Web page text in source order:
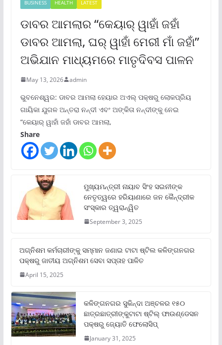
BUSINESS HEALTH LATEST
ଡାବର ଆମଲାର “କେୟାର୍ ୱାହାଁ ଜହାଁ
ଡାବର ଆମଲା, ଘର୍ ୱାହାଁ ମେରୀ ମାଁ ଜହାଁ”
ଅଭିଯାନ ମାଧ୍ୟମରେ ମାତୃଦିବସ ପାଳନ
May 13, 2026 admin
ଭୁବନେଶ୍ୱର: ଡାବର ଆମଲା ହେୟାର ଅଏଲ୍ ପକ୍ଷରୁ ଲୋକପ୍ରିୟ
ଗାୟିକା ଯୁଗଳ ଅନ୍ତରା ନନ୍ଦୀ ଏବଂ ଅଙ୍କିତା ନନ୍ଦୀଙ୍କୁ ନେଇ
“କେୟାର୍ ୱାହାଁ ଜହାଁ ଡାବର ଆମଲା,
Share
ମୁଖ୍ୟମନ୍ତ୍ରୀ ନାୟାବ ସିଂହ ସଇନୀଙ୍କ
ନେତୃତ୍ୱରେ ହରିୟାଣାରେ ଜନ କୈନ୍ଦ୍ରୀକ
ସଂସ୍କାର ତ୍ୱରାନ୍ୱିତ
September 3, 2025
ଅଗ୍ନିଶମ କର୍ମଚାରୀଙ୍କୁ ସମ୍ମାନ ଜଣାଇ ଟାଟା ଷ୍ଟିଲ କଳିଙ୍ଗନଗର
ପକ୍ଷରୁ ଜାତୀୟ ଅଗ୍ନିଶମ ସେବା ସପ୍ତାହ ପାଳିତ
April 15, 2025
କଳିଙ୍ଗନଗର ସୁକିନ୍ଦା ଅଞ୍ଚଳର ୧୫୦
ଛାତ୍ରଛାତ୍ରୀଙ୍କୁଟାଟା ଷ୍ଟିଲ୍ ଫାଉଣ୍ଡେସନ
ପକ୍ଷରୁ ଜ୍ୟୋତି ଫେଲୋସିପ୍‌
January 31, 2025